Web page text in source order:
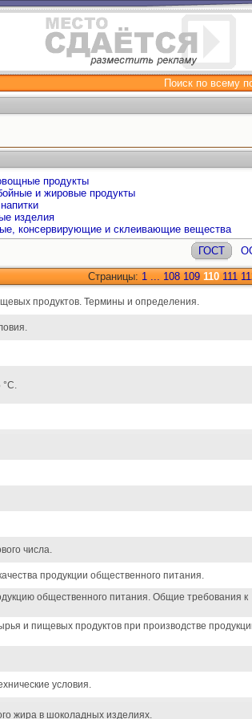
Поиск по всему
продукты
и жировые продукты
изделия
консервирующие и склеивающие вещества
ГОСТ
Страницы: 1 ... 108 109 110 111
продуктов. Термины и определения.
°С.
числа.
продукции общественного питания.
общественного питания. Общие требования к
и пищевых продуктов при производстве
условия.
жира в шоколадных изделиях.